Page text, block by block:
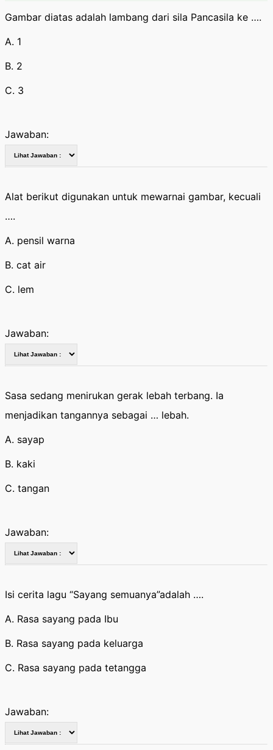
Gambar diatas adalah lambang dari sila Pancasila ke ….
A. 1
B. 2
C. 3
Jawaban:
Alat berikut digunakan untuk mewarnai gambar, kecuali
….
A. pensil warna
B. cat air
C. lem
Jawaban:
Sasa sedang menirukan gerak lebah terbang. Ia
menjadikan tangannya sebagai … lebah.
A. sayap
B. kaki
C. tangan
Jawaban:
Isi cerita lagu “Sayang semuanya”adalah ….
A. Rasa sayang pada Ibu
B. Rasa sayang pada keluarga
C. Rasa sayang pada tetangga
Jawaban: